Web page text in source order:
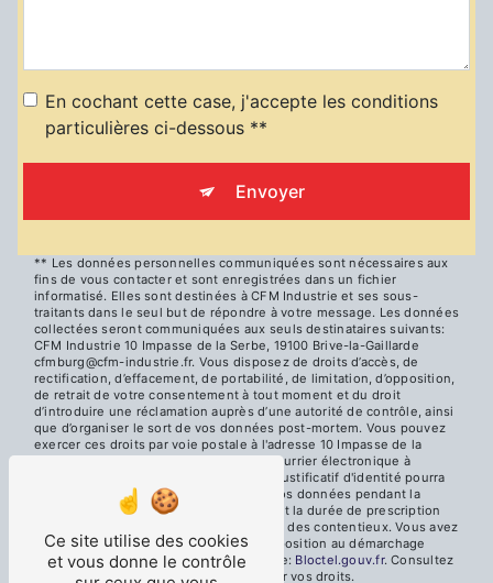
En cochant cette case, j'accepte les conditions
particulières ci-dessous **
Envoyer
** Les données personnelles communiquées sont nécessaires aux
fins de vous contacter et sont enregistrées dans un fichier
informatisé. Elles sont destinées à CFM Industrie et ses sous-
traitants dans le seul but de répondre à votre message. Les données
collectées seront communiquées aux seuls destinataires suivants:
CFM Industrie 10 Impasse de la Serbe, 19100 Brive-la-Gaillarde
cfmburg@cfm-industrie.fr. Vous disposez de droits d’accès, de
rectification, d’effacement, de portabilité, de limitation, d’opposition,
de retrait de votre consentement à tout moment et du droit
d’introduire une réclamation auprès d’une autorité de contrôle, ainsi
que d’organiser le sort de vos données post-mortem. Vous pouvez
exercer ces droits par voie postale à l'adresse 10 Impasse de la
Serbe, 19100 Brive-la-Gaillarde ou par courrier électronique à
l'adresse cfmburg@cfm-industrie.fr. Un justificatif d'identité pourra
vous être demandé. Nous conservons vos données pendant la
période de prise de contact puis pendant la durée de prescription
légale aux fins probatoires et de gestion des contentieux. Vous avez
le droit de vous inscrire sur la liste d'opposition au démarchage
téléphonique, disponible à cette adresse:
Bloctel.gouv.fr. Consultez
le site cnil.fr pour plus d’informations sur vos droits.
Ce site utilise des cookies
et vous donne le contrôle